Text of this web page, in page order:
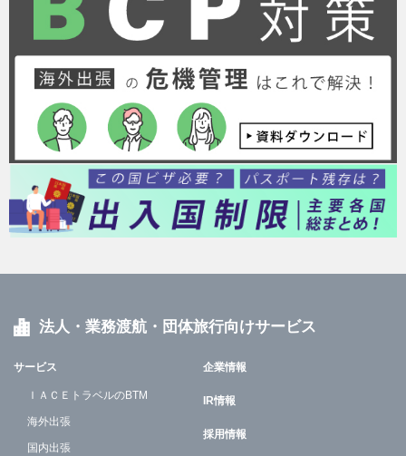
法人・業務渡航・団体旅行向けサービス
サービス
ＩＡＣＥトラベルのBTM
海外出張
国内出張
企業情報
IR情報
採用情報